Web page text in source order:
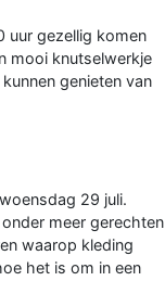
uur gezellig komen
mooi knutselwerkje
genieten van
29 juli.
meer gerechten
waarop kleding
het is om in een